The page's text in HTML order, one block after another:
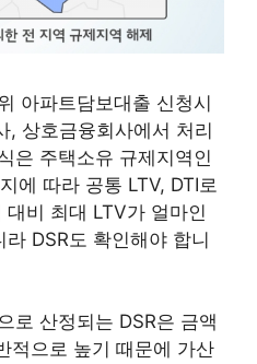
아파트담보대출 신청시
, 상호금융회사에서 처리
은 주택소유 규제지역인
에 따라 공통 LTV, DTI로
비 최대 LTV가 얼마인
DSR도 확인해야 합니
로 산정되는 DSR은 금액
적으로 높기 때문에 가산